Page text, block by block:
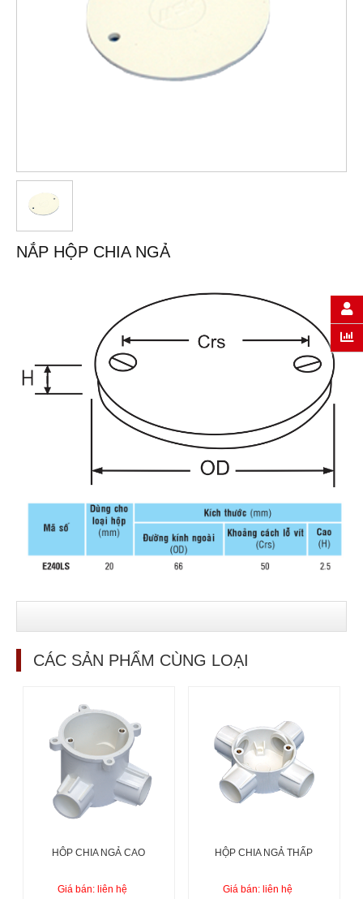
NẮP HỘP CHIA NGẢ
CÁC SẢN PHẨM CÙNG LOẠI
HÔP CHIA NGẢ CAO
Giá bán: liên hệ
HỘP CHIA NGẢ THẤP
Giá bán: liên hệ